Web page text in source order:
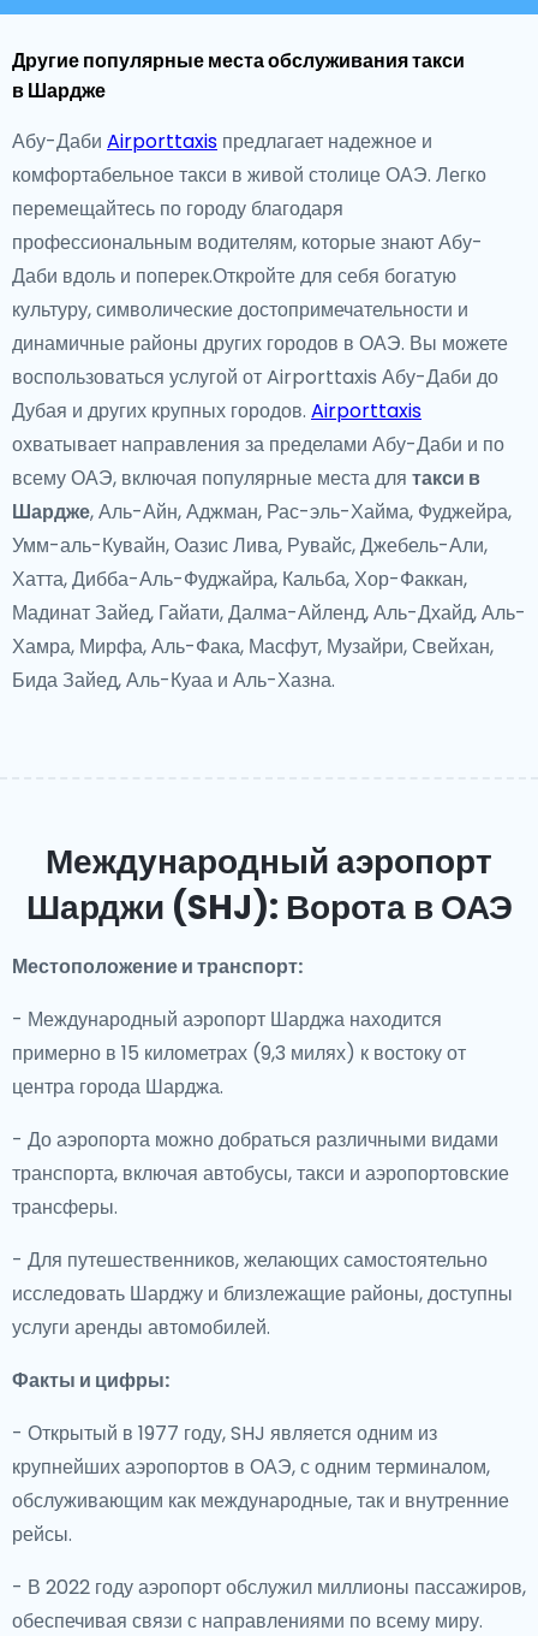
Другие популярные места обслуживания такси
в Шардже
Абу-Даби Airporttaxis предлагает надежное и
комфортабельное такси в живой столице ОАЭ. Легко
перемещайтесь по городу благодаря
профессиональным водителям, которые знают Абу-
Даби вдоль и поперек.Откройте для себя богатую
культуру, символические достопримечательности и
динамичные районы других городов в ОАЭ. Вы можете
воспользоваться услугой от Airporttaxis Абу-Даби до
Дубая и других крупных городов. Airporttaxis
охватывает направления за пределами Абу-Даби и по
всему ОАЭ, включая популярные места для такси в
Шардже, Аль-Айн, Аджман, Рас-эль-Хайма, Фуджейра,
Умм-аль-Кувайн, Оазис Лива, Рувайс, Джебель-Али,
Хатта, Дибба-Аль-Фуджайра, Кальба, Хор-Факкан,
Мадинат Зайед, Гайати, Далма-Айленд, Аль-Дхайд, Аль-
Хамра, Мирфа, Аль-Фака, Масфут, Музайри, Свейхан,
Бида Зайед, Аль-Куаа и Аль-Хазна.
Международный аэропорт
Шарджи (SHJ): Ворота в ОАЭ
Местоположение и транспорт:
- Международный аэропорт Шарджа находится
примерно в 15 километрах (9,3 милях) к востоку от
центра города Шарджа.
- До аэропорта можно добраться различными видами
транспорта, включая автобусы, такси и аэропортовские
трансферы.
- Для путешественников, желающих самостоятельно
исследовать Шарджу и близлежащие районы, доступны
услуги аренды автомобилей.
Факты и цифры:
- Открытый в 1977 году, SHJ является одним из
крупнейших аэропортов в ОАЭ, с одним терминалом,
обслуживающим как международные, так и внутренние
рейсы.
- В 2022 году аэропорт обслужил миллионы пассажиров,
обеспечивая связи с направлениями по всему миру.